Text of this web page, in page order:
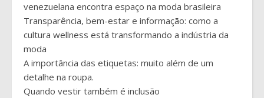
venezuelana encontra espaço na moda brasileira
Transparência, bem-estar e informação: como a
cultura wellness está transformando a indústria da
moda
A importância das etiquetas: muito além de um
detalhe na roupa.
Quando vestir também é inclusão